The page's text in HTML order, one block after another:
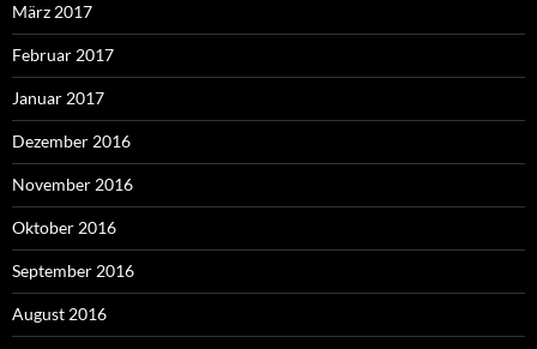
März 2017
Februar 2017
Januar 2017
Dezember 2016
November 2016
Oktober 2016
September 2016
August 2016